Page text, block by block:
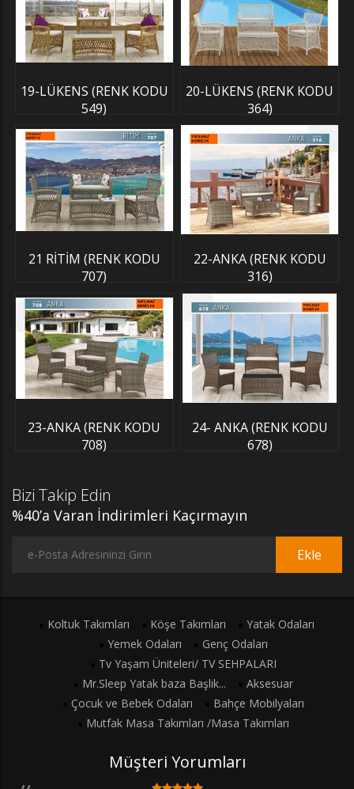
19-LÜKENS (RENK KODU
549)
20-LÜKENS (RENK KODU
364)
21 RİTİM (RENK KODU
707)
22-ANKA (RENK KODU
316)
23-ANKA (RENK KODU
708)
24- ANKA (RENK KODU
678)
Bizi Takip Edin
%40’a Varan İndirimleri Kaçırmayın
Ekle
Koltuk Takımları Köşe Takımları
Yatak Odaları
Yemek Odaları
Genç Odaları
Tv Yaşam Üniteleri/ TV SEHPALARI
Mr.Sleep Yatak baza Başlık...
Aksesuar
Çocuk ve Bebek Odaları
Bahçe Mobilyaları
Mutfak Masa Takımları /Masa Takımları
Müşteri Yorumları